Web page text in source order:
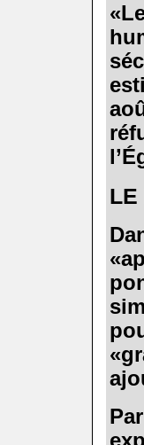
«
LE
«
«